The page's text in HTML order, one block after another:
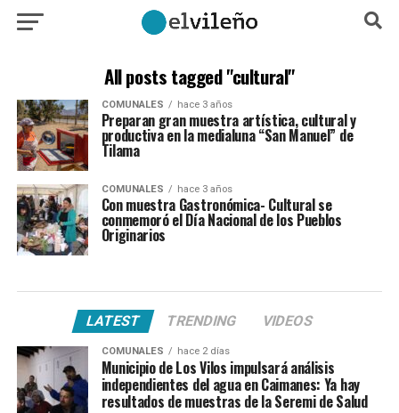
All posts tagged "cultural"
COMUNALES hace 3 años
Preparan gran muestra artística, cultural y
productiva en la medialuna “San Manuel” de
Tilama
COMUNALES hace 3 años
Con muestra Gastronómica- Cultural se
conmemoró el Día Nacional de los Pueblos
Originarios
LATEST TRENDING VIDEOS
COMUNALES hace 2 días
Municipio de Los Vilos impulsará análisis
independientes del agua en Caimanes: Ya hay
resultados de muestras de la Seremi de Salud